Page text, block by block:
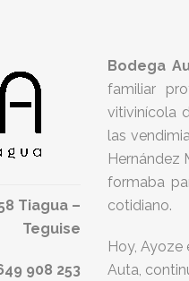
Tiagua –
Teguise
908 253
Bodega
familiar
vitivinícola
las
Hernández
formaba
cotidiano.
Hoy, Ayoze
Auta,